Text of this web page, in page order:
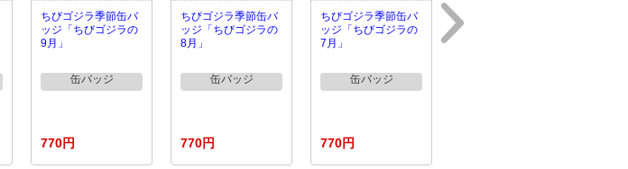
ちびゴジラ季節缶バ
ッジ「ちびゴジラの
9月」
缶バッジ
770円
ちびゴジラ季節缶バ
ッジ「ちびゴジラの
8月」
缶バッジ
770円
ちびゴジラ季節缶バ
ッジ「ちびゴジラの
7月」
缶バッジ
770円